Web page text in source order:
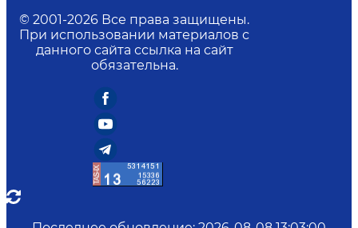
© 2001-2026 Все права защищены.
При использовании материалов с
данного сайта ссылка на сайт
обязательна.